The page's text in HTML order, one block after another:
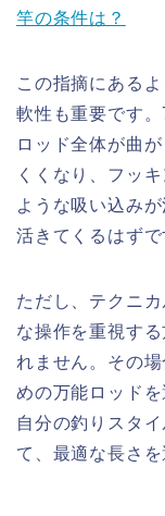
竿の条件は？
この指摘にある
軟性も重要です
ロッド全体が曲
くくなり、フッ
ような吸い込み
活きてくるはずで
ただし、テクニ
な操作を重視す
れません。その
めの万能ロッド
自分の釣りスタ
て、最適な長さを